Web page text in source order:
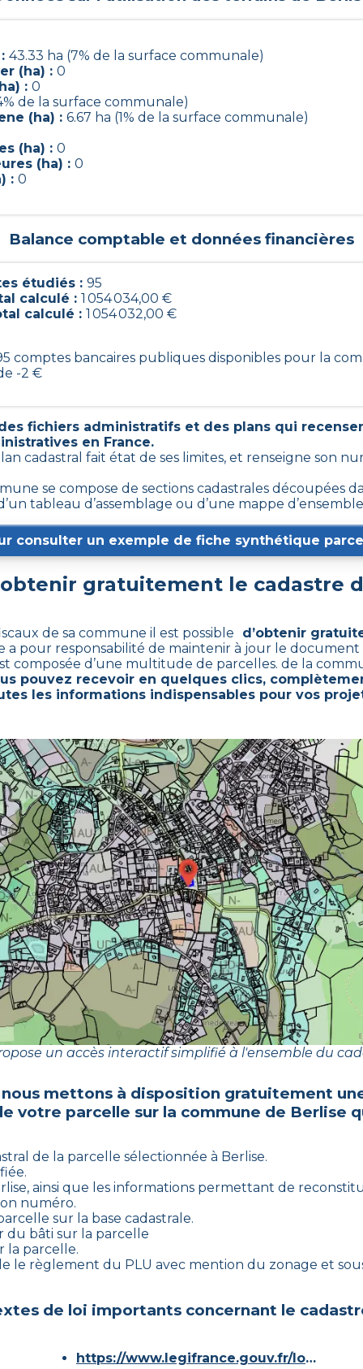
43.33 ha (7% de la surface communale)
(ha) : 0
: 0
de la surface communale)
(ha) : 6.67 ha (1% de la surface communale)
(ha) : 0
(ha) : 0
: 0
Balance comptable et données financières
étudiés : 95
calculé : 1 054 034,00 €
calculé : 1 054 032,00 €
comptes bancaires publiques disponibles pour la
-2 €
fichiers administratifs et des plans qui
en France.
cadastral fait état de ses limites, et renseigne son
se compose de sections cadastrales découpées
tableau d’assemblage ou d’une mappe
consulter un exemple de fiche synthétique
gratuitement le cadastre
de sa commune il est possible d’obtenir
a pour responsabilité de maintenir à jour le
composée d’une multitude de parcelles. de la
pouvez recevoir en quelques clics,
les informations indispensables pour vos
un accès interactif simplifié à l'ensemble du
mettons à disposition gratuitement
votre parcelle sur la commune de Berlise
de la parcelle sélectionnée à Berlise.
, ainsi que les informations permettant de
numéro.
sur la base cadastrale.
du bâti sur la parcelle
la parcelle.
le règlement du PLU avec mention du zonage et
de loi importants concernant le
https://www.legifrance.gouv.fr/loda/id/JORFTEXT000000686267/